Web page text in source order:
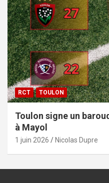
RCT TOULON
Toulon signe un
à Mayol
1 juin 2026 Nicolas Dupre